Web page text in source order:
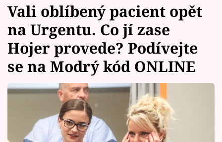
Témata
Celebrity
Vztahy
Horoskopy
Vali oblíbený pacient opět
na Urgentu. Co jí zase
Hojer provede? Podívejte
se na Modrý kód ONLINE